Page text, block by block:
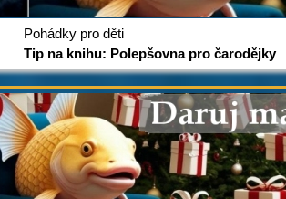
Pohádky pro děti
Tip na knihu: Polepšovna pro čarodějky